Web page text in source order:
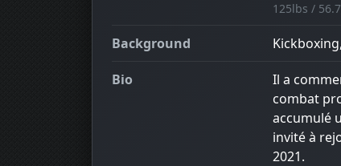
125lbs /
Background
Bio
Il a
combat
accumulé
invité à
2021.